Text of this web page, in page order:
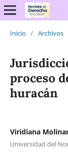
Inicio / Archivos
proceso
huracán
Viridiana
Universidad del